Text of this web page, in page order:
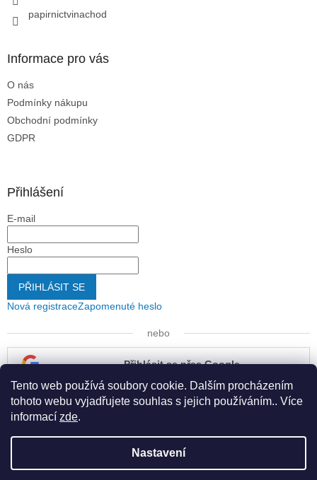
Tento web používá soubory cookie. Dalším procházením
tohoto webu vyjadřujete souhlas s jejich používáním.. Více
informací zde.
Nastavení
papirnictvinachod
Informace pro vás
O nás
Podmínky nákupu
Obchodní podmínky
GDPR
Přihlášení
E-mail
Heslo
PŘIHLÁSIT SE
Nová registraceZapomenuté heslo
nebo
Přihlásit se přes Google
Přihlásit se přes Seznam
Vytvořil Shoptet